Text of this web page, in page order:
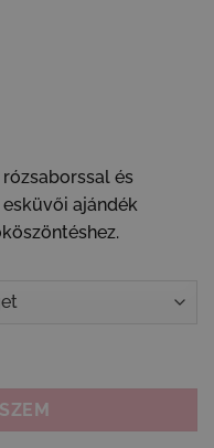
és
ajándék